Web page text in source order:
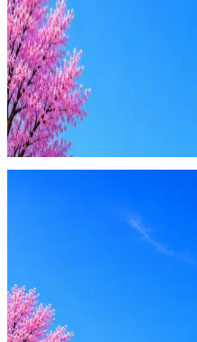
Будьте осторожны: если
Google, iCloud или Госуслуги,
запустить ПО или перевести
Жмите Пожаловаться
Стратегия поиска с